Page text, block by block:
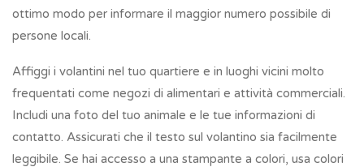
ottimo modo per informare il maggior numero possibile di
persone locali.
Affiggi i volantini nel tuo quartiere e in luoghi vicini molto
frequentati come negozi di alimentari e attività commerciali.
Includi una foto del tuo animale e le tue informazioni di
contatto. Assicurati che il testo sul volantino sia facilmente
leggibile. Se hai accesso a una stampante a colori, usa colori